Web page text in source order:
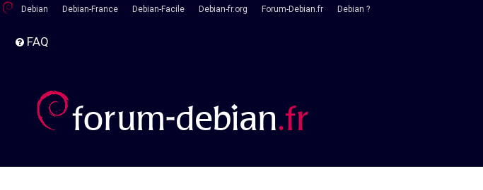
Debian Debian-France Debian-Facile Debian-fr.org Forum-Debian.fr Debian ?
FAQ